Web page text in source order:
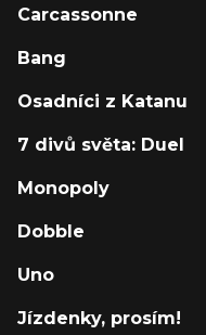
Carcassonne
Bang
Osadníci z Katanu
7 divů světa: Duel
Monopoly
Dobble
Uno
Jízdenky, prosím!